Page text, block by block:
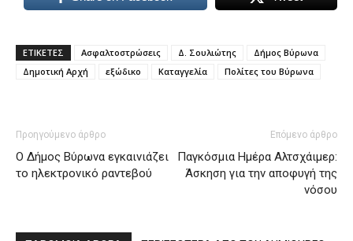
ΕΤΙΚΕΤΕΣ Ασφαλτοστρώσεις Δ. Σουλιώτης
Δήμος Βύρωνα
Δημοτική Αρχή
εξώδικο Καταγγελία Πολίτες του Βύρωνα
Προηγούμενο άρθρο
Ο Δήμος Βύρωνα εγκαινιάζει
το ηλεκτρονικό ραντεβού
Επόμενο άρθρο
Παγκόσμια Ημέρα Αλτσχάιμερ:
Άσκηση για την αποφυγή της
νόσου